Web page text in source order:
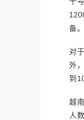
备
对
外
到
越
人